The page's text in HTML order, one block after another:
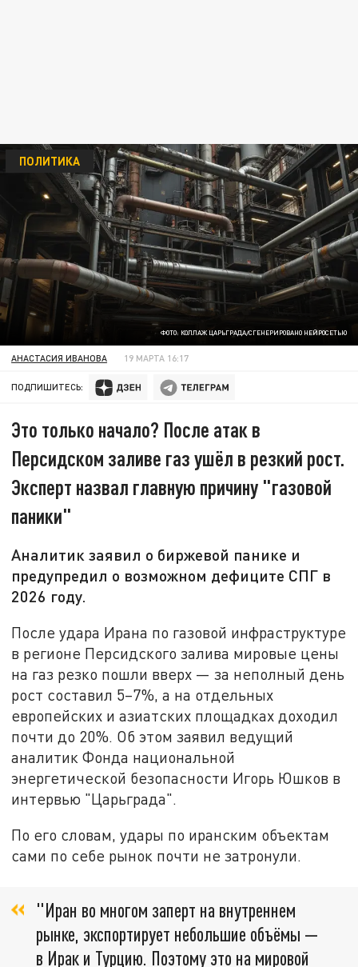
ФОТО: КОЛЛАЖ ЦАРЬГРАДА/СГЕНЕРИРОВАНО НЕЙРОСЕТЬЮ
ПОЛИТИКА
АНАСТАСИЯ ИВАНОВА 19 МАРТА 16:17
ПОДПИШИТЕСЬ:
Это только начало? После атак в
Персидском заливе газ ушёл в резкий рост.
Эксперт назвал главную причину "газовой
паники"
Аналитик заявил о биржевой панике и
предупредил о возможном дефиците СПГ в
2026 году.
После удара Ирана по газовой инфраструктуре
в регионе Персидского залива мировые цены
на газ резко пошли вверх — за неполный день
рост составил 5–7%, а на отдельных
европейских и азиатских площадках доходил
почти до 20%. Об этом заявил ведущий
аналитик Фонда национальной
энергетической безопасности Игорь Юшков в
интервью "Царьграда".
По его словам, удары по иранским объектам
сами по себе рынок почти не затронули.
"Иран во многом заперт на внутреннем
рынке, экспортирует небольшие объёмы —
в Ирак и Турцию. Поэтому это на мировой